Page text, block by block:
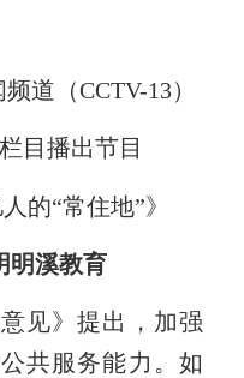
（CCTV-13）
播出节目
“常住地”》
明溪教育
》提出，加强
共服务能力。如